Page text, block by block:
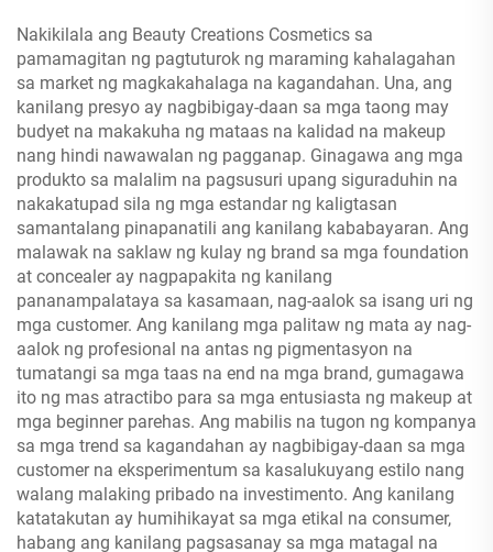
Nakikilala ang Beauty Creations Cosmetics sa
pamamagitan ng pagtuturok ng maraming kahalagahan
sa market ng magkakahalaga na kagandahan. Una, ang
kanilang presyo ay nagbibigay-daan sa mga taong may
budyet na makakuha ng mataas na kalidad na makeup
nang hindi nawawalan ng pagganap. Ginagawa ang mga
produkto sa malalim na pagsusuri upang siguraduhin na
nakakatupad sila ng mga estandar ng kaligtasan
samantalang pinapanatili ang kanilang kababayaran. Ang
malawak na saklaw ng kulay ng brand sa mga foundation
at concealer ay nagpapakita ng kanilang
pananampalataya sa kasamaan, nag-aalok sa isang uri ng
mga customer. Ang kanilang mga palitaw ng mata ay nag-
aalok ng profesional na antas ng pigmentasyon na
tumatangi sa mga taas na end na mga brand, gumagawa
ito ng mas atractibo para sa mga entusiasta ng makeup at
mga beginner parehas. Ang mabilis na tugon ng kompanya
sa mga trend sa kagandahan ay nagbibigay-daan sa mga
customer na eksperimentum sa kasalukuyang estilo nang
walang malaking pribado na investimento. Ang kanilang
katatakutan ay humihikayat sa mga etikal na consumer,
habang ang kanilang pagsasanay sa mga matagal na